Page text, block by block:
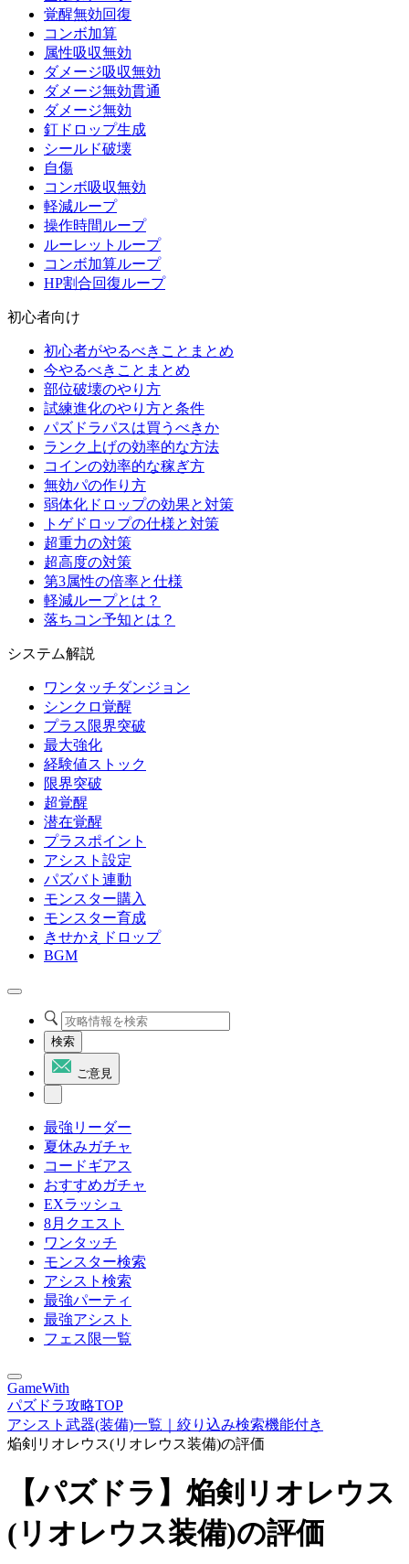
覚醒無効回復
コンボ加算
属性吸収無効
ダメージ吸収無効
ダメージ無効貫通
ダメージ無効
釘ドロップ生成
シールド破壊
自傷
コンボ吸収無効
軽減ループ
操作時間ループ
ルーレットループ
コンボ加算ループ
HP割合回復ループ
初心者向け
初心者がやるべきことまとめ
今やるべきことまとめ
部位破壊のやり方
試練進化のやり方と条件
パズドラパスは買うべきか
ランク上げの効率的な方法
コインの効率的な稼ぎ方
無効パの作り方
弱体化ドロップの効果と対策
トゲドロップの仕様と対策
超重力の対策
超高度の対策
第3属性の倍率と仕様
軽減ループとは？
落ちコン予知とは？
システム解説
ワンタッチダンジョン
シンクロ覚醒
プラス限界突破
最大強化
経験値ストック
限界突破
超覚醒
潜在覚醒
プラスポイント
アシスト設定
パズバト連動
モンスター購入
モンスター育成
きせかえドロップ
BGM
検索
ご意見
最強リーダー
夏休みガチャ
コードギアス
おすすめガチャ
EXラッシュ
8月クエスト
ワンタッチ
モンスター検索
アシスト検索
最強パーティ
最強アシスト
フェス限一覧
GameWith
パズドラ攻略TOP
アシスト武器(装備)一覧｜絞り込み検索機能付き
焔剣リオレウス(リオレウス装備)の評価
【パズドラ】焔剣リオレウス
(リオレウス装備)の評価